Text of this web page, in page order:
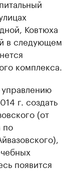
Ковтюха
в следующем
комплекса.
г. создать
(от
по
появится